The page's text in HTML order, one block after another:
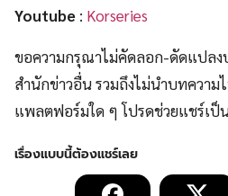
Youtube : Korseries
ขอความกรุณาไม่คัดลอก-ดัดแปลง
สำนักข่าวอื่น รวมถึงไม่นำบทความ
แพลตฟอร์มใด ๆ โปรดช่วยแชร์เ